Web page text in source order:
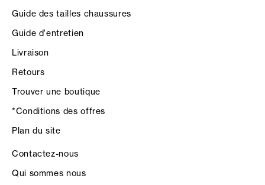
Guide des tailles chaussures
Guide d'entretien
Livraison
Retours
Trouver une boutique
*Conditions des offres
Plan du site
Contactez-nous
Qui sommes nous